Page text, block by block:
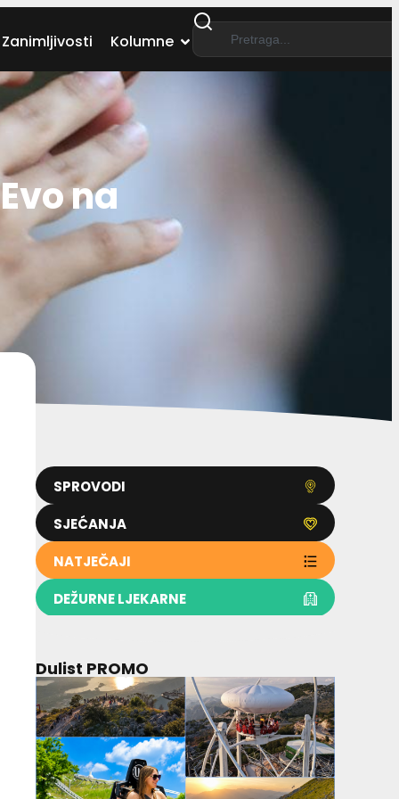
Zanimljivosti Kolumne
na
SPROVODI
SJEĆANJA
NATJEČAJI
DEŽURNE LJEKARNE
Dulist PROMO